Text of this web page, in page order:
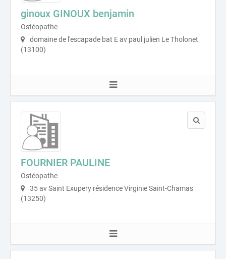
ginoux GINOUX benjamin
Ostéopathe
domaine de l'escapade bat E av paul julien Le Tholonet
(13100)
FOURNIER PAULINE
Ostéopathe
35 av Saint Exupery résidence Virginie Saint-Chamas
(13250)